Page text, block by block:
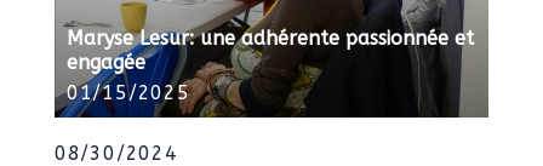
Maryse Lesur: une adhérente passionnée et
engagée
01/15/2025
08/30/2024